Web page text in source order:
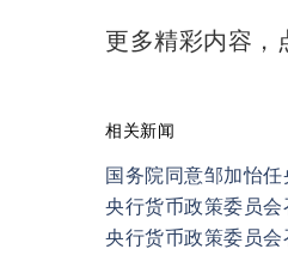
更多精彩内容，
相关新闻
国务院同意邹加怡
央行货币政策委员
央行货币政策委员